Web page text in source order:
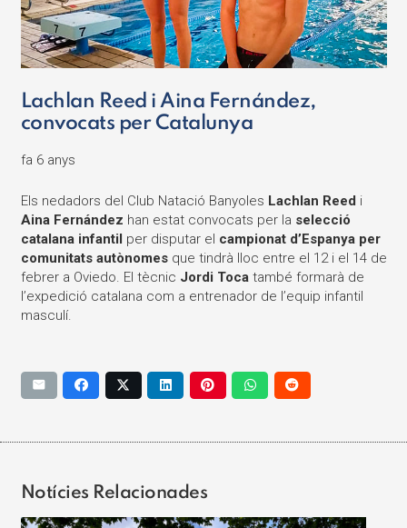
Lachlan Reed i Aina Fernández,
convocats per Catalunya
fa 6 anys
Els nedadors del Club Natació Banyoles Lachlan Reed i
Aina Fernández han estat convocats per la selecció
catalana infantil per disputar el campionat d’Espanya per
comunitats autònomesque tindrà lloc entre el 12 i el 14 de
febrer a Oviedo. El tècnic Jordi Tocatambé formarà de
l’expedició catalana com a entrenador de l’equip infantil
masculí.
Notícies Relacionades